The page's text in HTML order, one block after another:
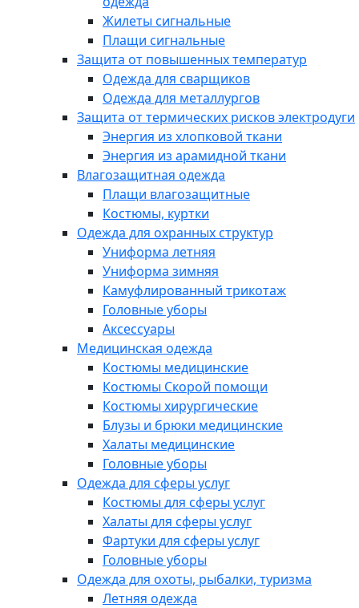
Жилеты сигнальные
Плащи сигнальные
Защита от повышенных температур
Одежда для сварщиков
Одежда для металлургов
Защита от термических рисков электродуги
Энергия из хлопковой ткани
Энергия из арамидной ткани
Влагозащитная одежда
Плащи влагозащитные
Костюмы, куртки
Одежда для охранных структур
Униформа летняя
Униформа зимняя
Камуфлированный трикотаж
Головные уборы
Аксессуары
Медицинская одежда
Костюмы медицинские
Костюмы Скорой помощи
Костюмы хирургические
Блузы и брюки медицинские
Халаты медицинские
Головные уборы
Одежда для сферы услуг
Костюмы для сферы услуг
Халаты для сферы услуг
Фартуки для сферы услуг
Головные уборы
Одежда для охоты, рыбалки, туризма
Летняя одежда